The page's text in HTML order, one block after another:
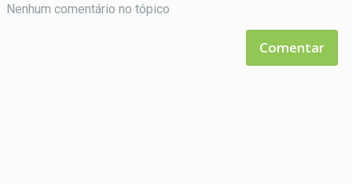
Nenhum comentário no tópico
Comentar